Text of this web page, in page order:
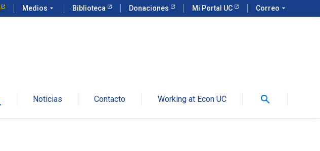
Medios arrow_drop_down Biblioteca Donaciones Mi Portal UC Correo arrow_drop_down
Noticias Contacto Working at Econ UC search